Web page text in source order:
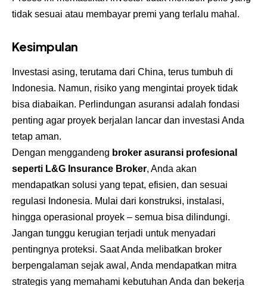
tidak sesuai atau membayar premi yang terlalu mahal.
Kesimpulan
Investasi asing, terutama dari China, terus tumbuh di
Indonesia. Namun, risiko yang mengintai proyek tidak
bisa diabaikan. Perlindungan asuransi adalah fondasi
penting agar proyek berjalan lancar dan investasi Anda
tetap aman.
Dengan menggandeng broker asuransi profesional
seperti L&G Insurance Broker, Anda akan
mendapatkan solusi yang tepat, efisien, dan sesuai
regulasi Indonesia. Mulai dari konstruksi, instalasi,
hingga operasional proyek – semua bisa dilindungi.
Jangan tunggu kerugian terjadi untuk menyadari
pentingnya proteksi. Saat Anda melibatkan broker
berpengalaman sejak awal, Anda mendapatkan mitra
strategis yang memahami kebutuhan Anda dan bekerja